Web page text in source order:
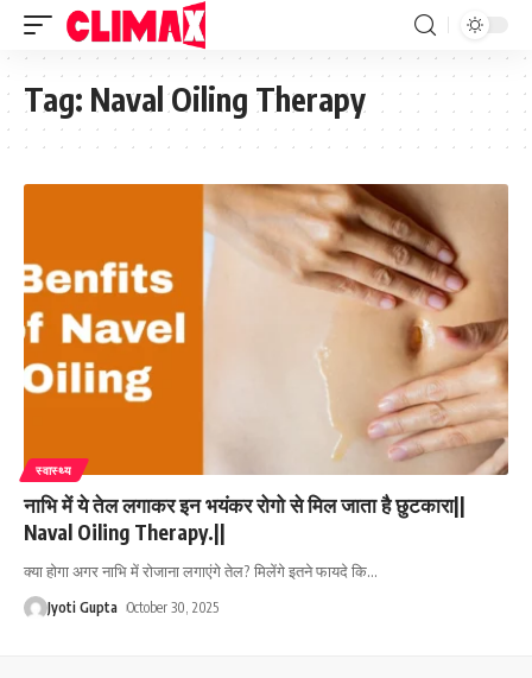
Tag: Naval Oiling Therapy
स्वास्थ्य
नाभि में ये तेल लगाकर इन भयंकर रोगो से मिल जाता है छुटकारा||
Naval Oiling Therapy.||
क्या होगा अगर नाभि में रोजाना लगाएंगे तेल? मिलेंगे इतने फायदे कि…
Jyoti Gupta October 30, 2025